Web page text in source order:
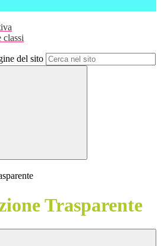
classi
del sito
Trasparente